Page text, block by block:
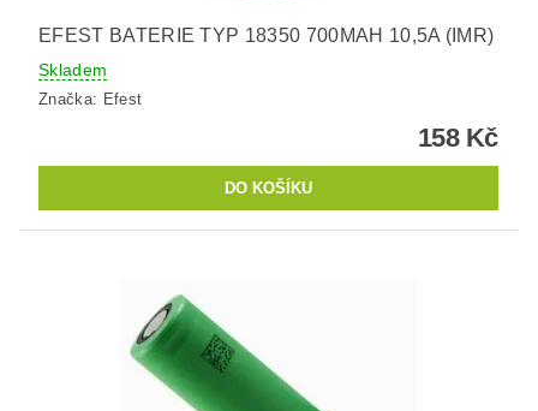
EFEST BATERIE TYP 18350 700MAH 10,5A (IMR)
Skladem
Značka: Efest
158 Kč